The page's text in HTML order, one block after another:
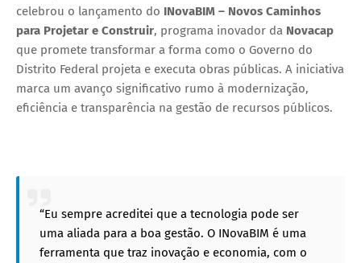
celebrou o lançamento do INovaBIM – Novos Caminhos
para Projetar e Construir, programa inovador da Novacap
que promete transformar a forma como o Governo do
Distrito Federal projeta e executa obras públicas. A iniciativa
marca um avanço significativo rumo à modernização,
eficiência e transparência na gestão de recursos públicos.
“Eu sempre acreditei que a tecnologia pode ser
uma aliada para a boa gestão. O INovaBIM é uma
ferramenta que traz inovação e economia, com o